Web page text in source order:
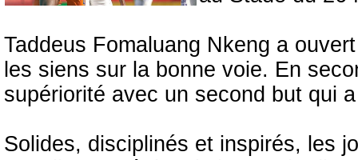
Taddeus Fomaluang Nkeng a
les siens sur la bonne voie. En
supériorité avec un second but qui
Solides, disciplinés et inspirés, les